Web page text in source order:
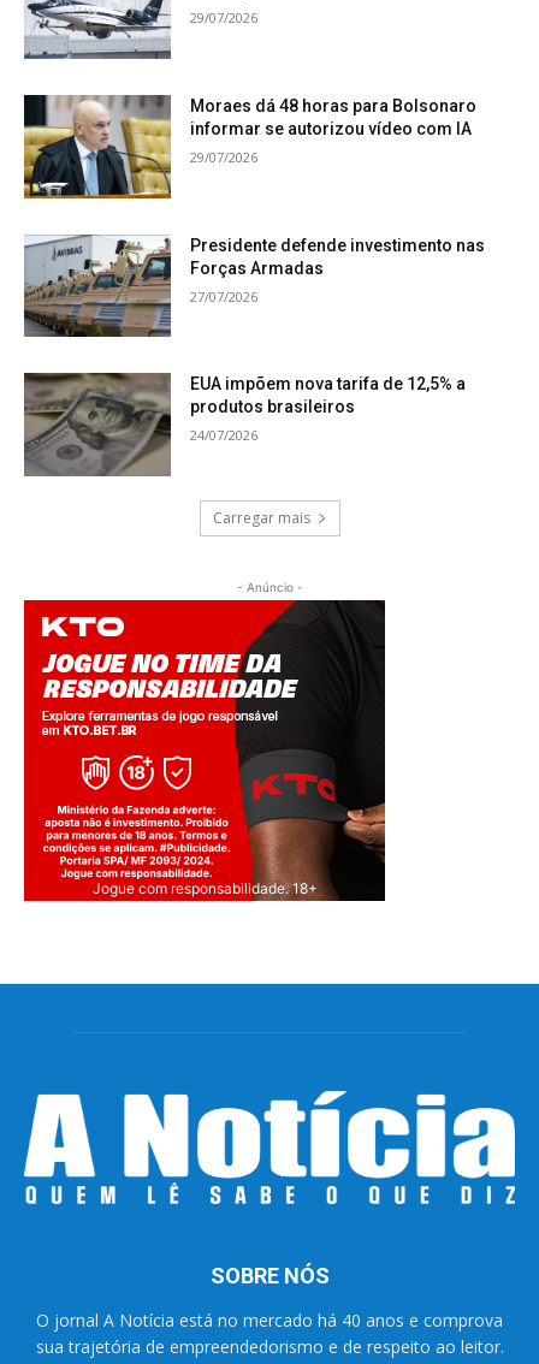
29/07/2026
Moraes dá 48 horas para Bolsonaro
informar se autorizou vídeo com IA
29/07/2026
Presidente defende investimento nas
Forças Armadas
27/07/2026
EUA impõem nova tarifa de 12,5% a
produtos brasileiros
24/07/2026
Carregar mais
- Anúncio -
Jogue com responsabilidade. 18+
SOBRE NÓS
O jornal A Notícia está no mercado há 40 anos e comprova
sua trajetória de empreendedorismo e de respeito ao leitor.